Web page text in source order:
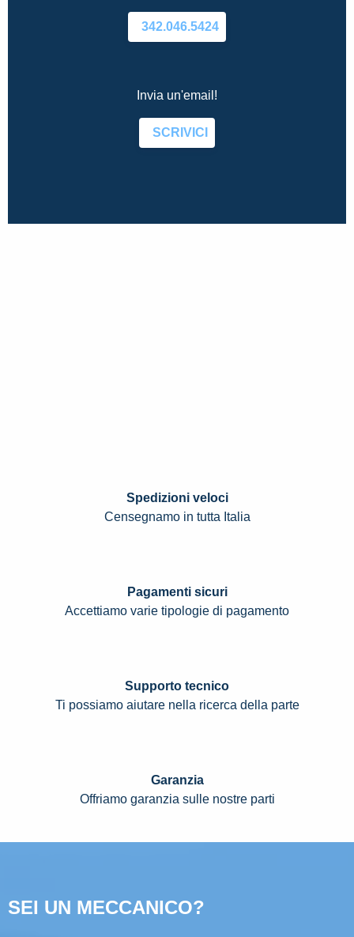
342.046.5424
Invia un'email!
SCRIVICI
Spedizioni veloci
Censegnamo in tutta Italia
Pagamenti sicuri
Accettiamo varie tipologie di pagamento
Supporto tecnico
Ti possiamo aiutare nella ricerca della parte
Garanzia
Offriamo garanzia sulle nostre parti
SEI UN MECCANICO?